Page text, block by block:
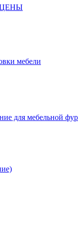
мебели
для мебельной